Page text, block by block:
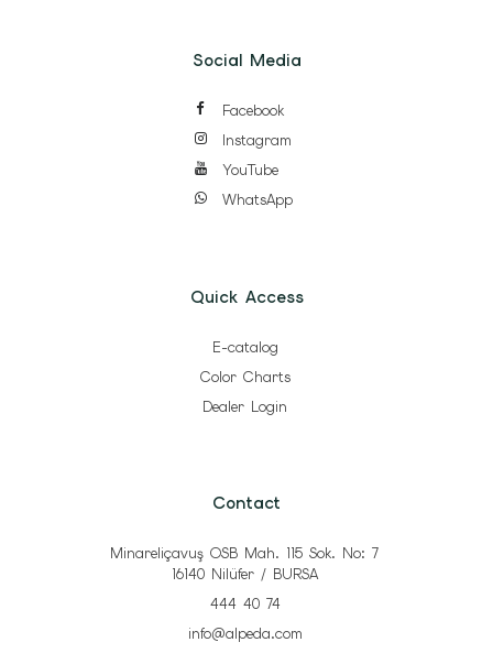
Social Media
Facebook
Instagram
YouTube
WhatsApp
Quick Access
E-catalog
Color Charts
Dealer Login
Contact
Minareliçavuş OSB Mah. 115 Sok. No: 7
16140 Nilüfer / BURSA
444 40 74
info@alpeda.com